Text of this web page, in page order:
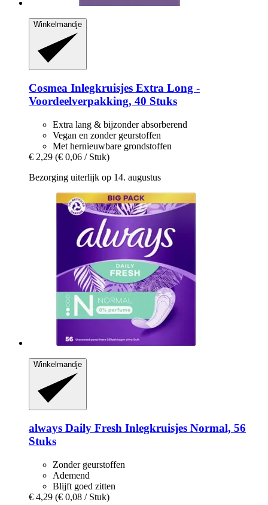
Winkelmandje
Cosmea Inlegkruisjes Extra Long -​
Voordeelverpakking, 40 Stuks
Extra lang & bijzonder absorberend
Vegan en zonder geurstoffen
Met hernieuwbare grondstoffen
€ 2,29 (€ 0,06 / Stuk)
Bezorging uiterlijk op 14. augustus
Winkelmandje
always Daily Fresh Inlegkruisjes Normal, 56
Stuks
Zonder geurstoffen
Ademend
Blijft goed zitten
€ 4,29 (€ 0,08 / Stuk)